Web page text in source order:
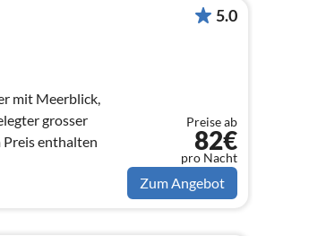
grosser
Preis enthalten
5.0
Preise ab
82€
pro Nacht
Zum Angebot